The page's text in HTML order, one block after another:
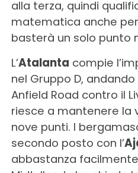
alla terza, quindi
matematica anche
basterà un solo punto
L’Atalanta compie
nel Gruppo D,
Anfield Road contro il
riesce a mantenere la
nove punti. I
secondo posto con l’
abbastanza